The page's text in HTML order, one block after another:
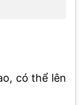
có thể lên